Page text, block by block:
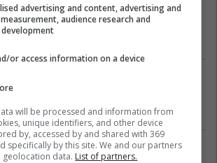
Kim Kardashian: I take 35
supplements a day
Entertainment
suplemente në ditë
Yjet 20/05/2026
2
advertising and content, advertising and
audience research and
development
or access information on a device
will be processed and information from
unique identifiers, and other device
by, accessed by and shared with 369
specifically by this site. We and our partners
geolocation data. List of partners.